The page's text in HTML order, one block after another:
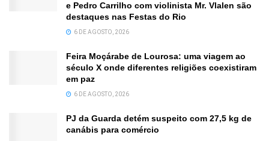
e Pedro Carrilho com violinista Mr. Vlalen são
destaques nas Festas do Rio
6 DE AGOSTO, 2026
Feira Moçárabe de Lourosa: uma viagem ao
século X onde diferentes religiões coexistiram
em paz
6 DE AGOSTO, 2026
PJ da Guarda detém suspeito com 27,5 kg de
canábis para comércio